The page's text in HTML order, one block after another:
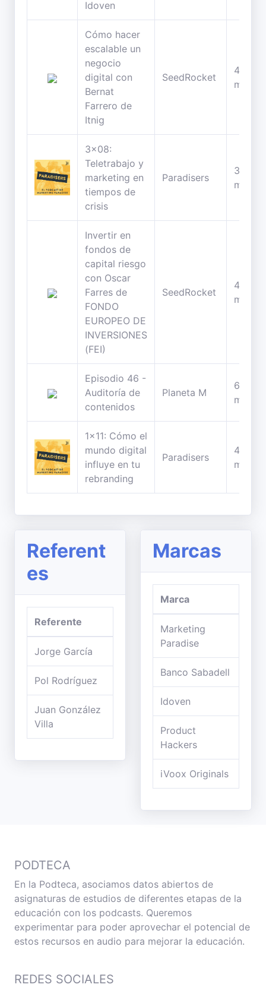
Idoven
Cómo hacer
escalable un
negocio
digital con
Bernat
Farrero de
Itnig
SeedRocket
49
3x08:
Teletrabajo y
marketing en
tiempos de
crisis
Paradisers
38
Invertir en
fondos de
capital riesgo
con Oscar
Farres de
FONDO
EUROPEO DE
INVERSIONES
(FEI)
SeedRocket
43
Episodio 46 -
Auditoría de
contenidos
Planeta M
64
1x11: Cómo el
mundo digital
influye en tu
rebranding
Paradisers
44
Referent
es
Referente
Jorge García
Pol Rodríguez
Juan González
Villa
Marcas
Marca
Marketing
Paradise
Banco Sabadell
Idoven
Product
Hackers
iVoox Originals
PODTECA
En la Podteca, asociamos datos abiertos de
asignaturas de estudios de diferentes etapas de la
educación con los podcasts. Queremos
experimentar para poder aprovechar el potencial de
estos recursos en audio para mejorar la educación.
REDES SOCIALES